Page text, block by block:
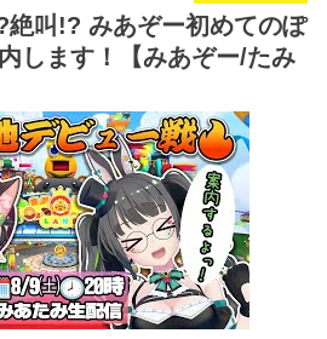
絶叫!? みあぞー初めてのぽ
します！【みあぞー/たみ